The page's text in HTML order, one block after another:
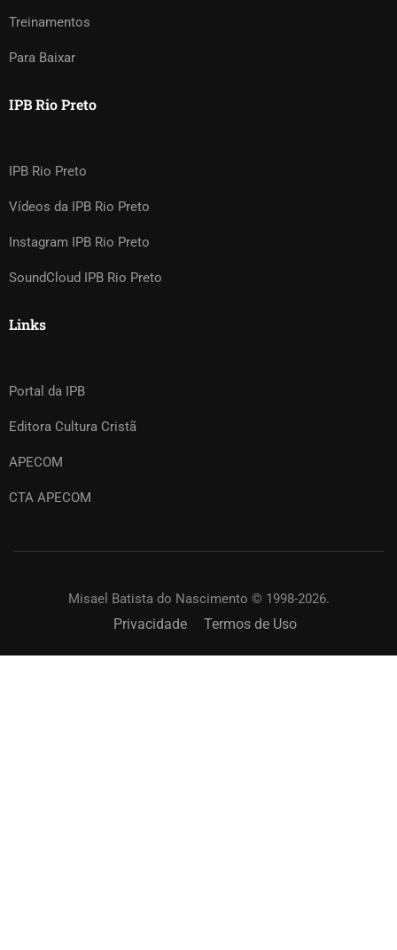
Treinamentos
Para Baixar
IPB Rio Preto
IPB Rio Preto
Vídeos da IPB Rio Preto
Instagram IPB Rio Preto
SoundCloud IPB Rio Preto
Links
Portal da IPB
Editora Cultura Cristã
APECOM
CTA APECOM
Misael Batista do Nascimento © 1998-2026.
Privacidade Termos de Uso